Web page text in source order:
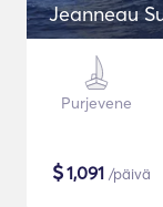
Jeanneau
Purjevene
$1,091 /päivä